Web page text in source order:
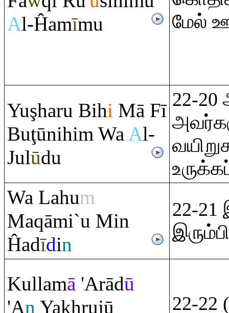
Al-Ĥamīmu
மேல்
Yuşharu Bihi Mā Fī
Buţūnihim WaAl-
Julūdu
22-
Wa Lahum
Maqāmi`u Min
Ĥadīdin
22-
Kullamā 'Arādū
'An Yakhrujū 22-